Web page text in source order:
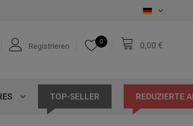
Registrieren
0 0,00 €
TOP-SELLER REDUZIERTE